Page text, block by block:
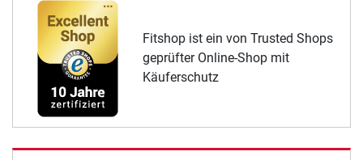
Fitshop ist ein von Trusted Shops
geprüfter Online-Shop mit
Käuferschutz